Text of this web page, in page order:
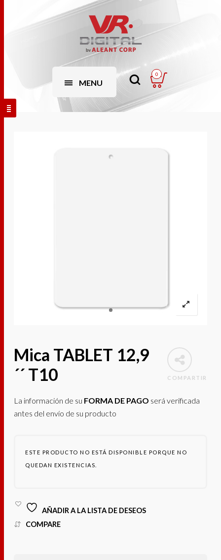
MENU
0
COMPARTIR
Mica TABLET 12,9
´´ T10
La información de su FORMA DE PAGO será verificada
antes del envío de su producto
ESTE PRODUCTO NO ESTÁ DISPONIBLE PORQUE NO
QUEDAN EXISTENCIAS.
AÑADIR A LA LISTA DE DESEOS
COMPARE